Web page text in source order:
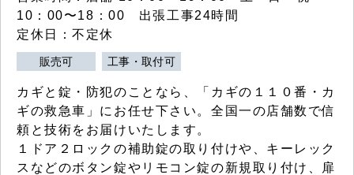
10：00〜18：00 出張工事24時間
定休日：不定休
販売可 工事・取付可
カギと錠・防犯のことなら、「カギの１１０番・カ
ギの救急車」にお任せ下さい。全国一の店舗数で信
頼と技術をお届けいたします。
１ドア２ロックの補助錠の取り付けや、キーレック
スなどのボタン錠やリモコン錠の新規取り付け、扉